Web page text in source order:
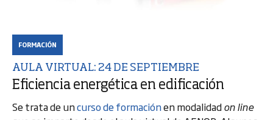
FORMACIÓN
AULA VIRTUAL: 24 DE SEPTIEMBRE
Eficiencia energética en edificación
Se trata de uncurso de formaciónen modalidadon line